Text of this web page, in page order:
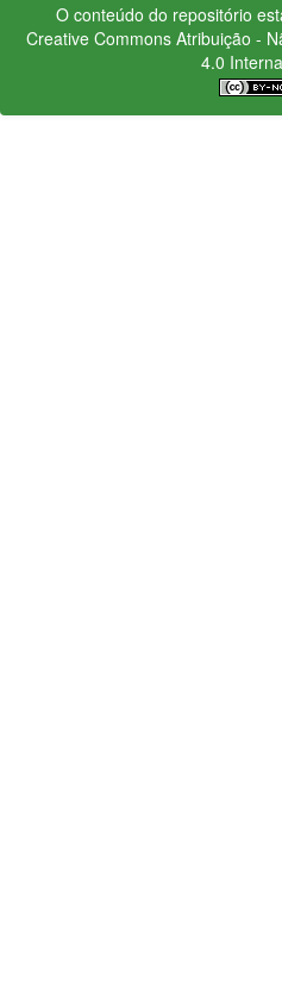
O conteúdo do repositório
Creative CommonsAtribuição -
4.0